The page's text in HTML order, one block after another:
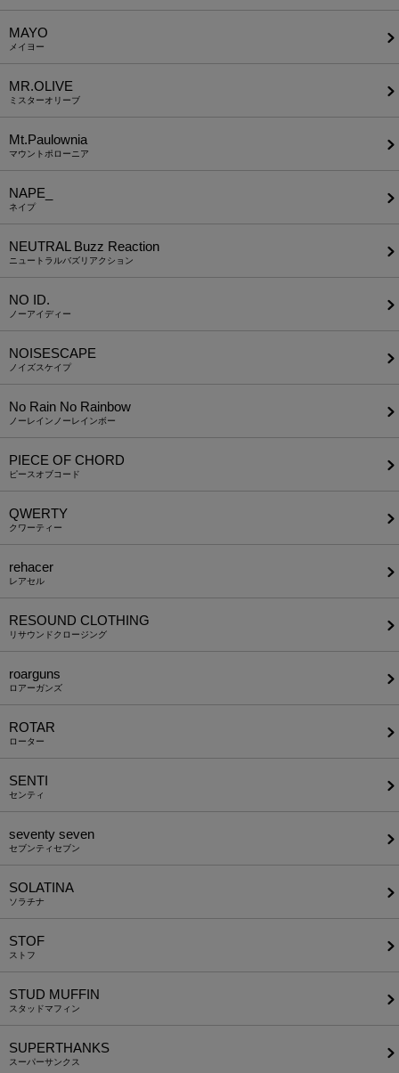
MAYO
メイヨー
MR.OLIVE
ミスターオリーブ
Mt.Paulownia
マウントポローニア
NAPE_
ネイプ
NEUTRAL Buzz Reaction
ニュートラルバズリアクション
NO ID.
ノーアイディー
NOISESCAPE
ノイズスケイプ
No Rain No Rainbow
ノーレインノーレインボー
PIECE OF CHORD
ピースオブコード
QWERTY
クワーティー
rehacer
レアセル
RESOUND CLOTHING
リサウンドクロージング
roarguns
ロアーガンズ
ROTAR
ローター
SENTI
センティ
seventy seven
セブンティセブン
SOLATINA
ソラチナ
STOF
ストフ
STUD MUFFIN
スタッドマフィン
SUPERTHANKS
スーパーサンクス